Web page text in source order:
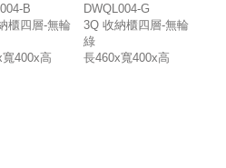
B
櫃四層-無輪
400x高
DWQL004-G
3Q 收納櫃四層-無輪
綠
長460x寬400x高